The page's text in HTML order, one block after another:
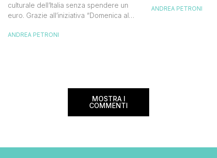
culturale dell’Italia senza spendere un
euro. Grazie all’iniziativa “Domenica al
mano. Ogni prima domenica del mese, tutti
ANDREA PETRONI
come diventare
ANDREA PETRONI
MOSTRA I
COMMENTI